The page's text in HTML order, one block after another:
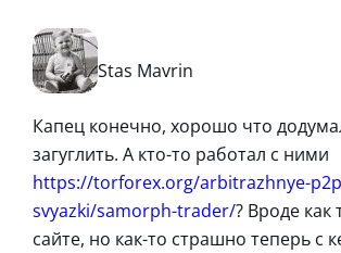
Stas Mavrin
Капец конечно, хорошо что
загуглить. А кто-то работал с ними
https://torforex.org/arbitrazhnye-
svyazki/samorph-trader/? Вроде как
сайте, но как-то страшно теперь с